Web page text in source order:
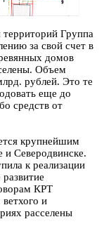
территорий Группа
за свой счет в
домов
Объем
рублей. Это те
еще до
средств от
крупнейшим
Северодвинске.
к реализации
КРТ
и
расселены